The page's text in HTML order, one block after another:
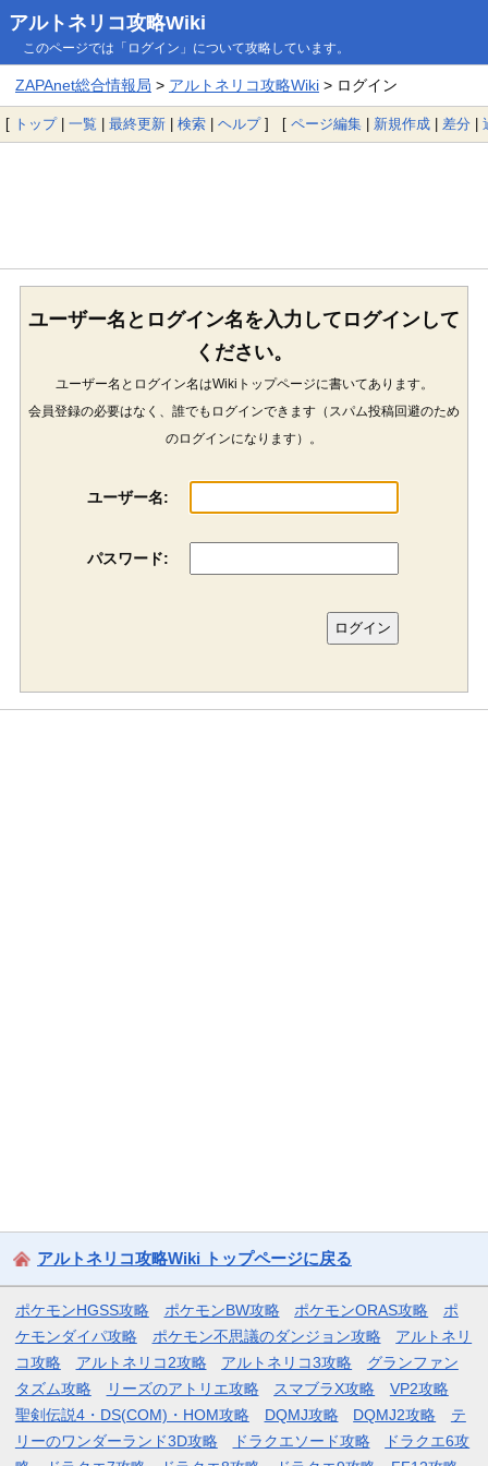
アルトネリコ攻略Wiki
このページでは「ログイン」について攻略しています。
ZAPAnet総合情報局 > アルトネリコ攻略Wiki> ログイン
[ トップ| 一覧 | 最終更新 | 検索 | ヘルプ] [ ページ編集 | 新規作成 | 差分 |
ユーザー名とログイン名を入力してログインして
ください。
ユーザー名とログイン名はWikiトップページに書いてあります。
会員登録の必要はなく、誰でもログインできます（スパム投稿回避のため
のログインになります）。
ユーザー名:
パスワード:
アルトネリコ攻略Wiki トップページに戻る
ポケモンHGSS攻略 ポケモンBW攻略 ポケモンORAS攻略
ポ
ケモンダイパ攻略
ポケモン不思議のダンジョン攻略
アルトネリ
コ攻略
アルトネリコ2攻略 アルトネリコ3攻略
グランファン
タズム攻略
リーズのアトリエ攻略 スマブラX攻略
VP2攻略
聖剣伝説4・DS(COM)・HOM攻略
DQMJ攻略 DQMJ2攻略
テ
リーのワンダーランド3D攻略
ドラクエソード攻略
ドラクエ6攻